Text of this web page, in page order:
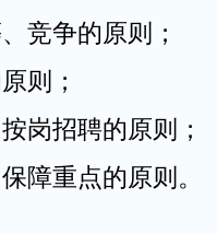
竞争的原则；
则；
岗招聘的原则；
障重点的原则。